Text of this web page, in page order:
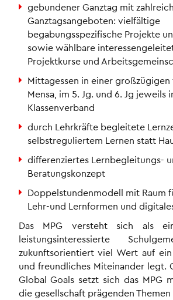
gebundener Ganztag mit
Ganztagsangeboten: vielfältige
begabungsspezifische Projekte
sowie wählbare
Projektkurse und
Mittagessen in einer
Mensa, im 5. Jg. und 6. Jg jeweils
Klassenverband
durch Lehrkräfte begleitete
selbstreguliertem Lernen statt
differenziertes Lernbegleitungs-
Beratungskonzept
Doppelstundenmodell mit Raum
Lehr-und Lernformen und
Das MPG versteht sich als
leistungsinteressierte
zukunftsorientiert viel Wert auf
und freundliches Miteinander legt.
Global Goals setzt sich das MPG
die gesellschaft prägenden Themen